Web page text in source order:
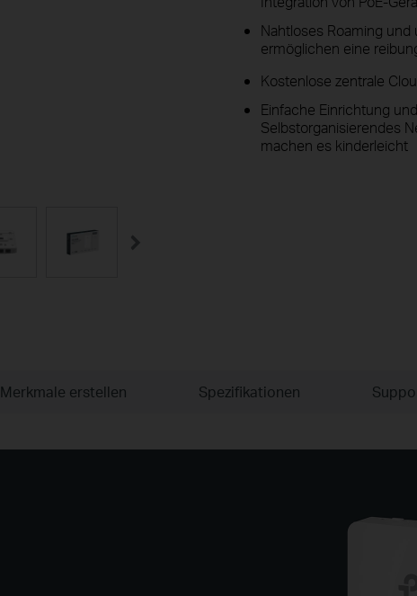
Nahtloses Roaming
ermöglichen eine
Kostenlose zentrale
Einfache Einrichtung
Selbstorganisierendes
machen es kinderleicht
Merkmale erstellen Spezifikationen